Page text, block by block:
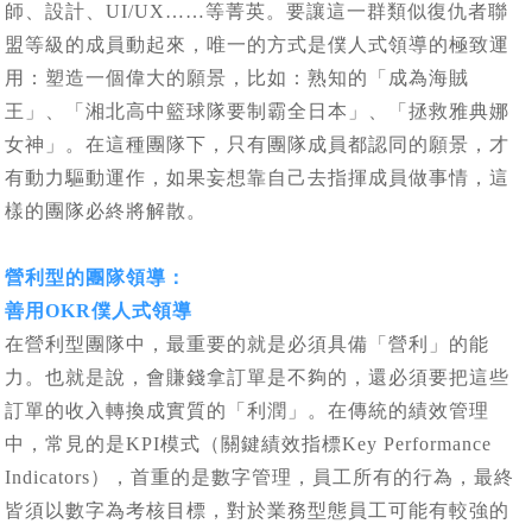
師、設計、UI/UX……等菁英。要讓這一群類似復仇者聯
盟等級的成員動起來，唯一的方式是僕人式領導的極致運
用：塑造一個偉大的願景，比如：熟知的「成為海賊
王」、「湘北高中籃球隊要制霸全日本」、「拯救雅典娜
女神」。在這種團隊下，只有團隊成員都認同的願景，才
有動力驅動運作，如果妄想靠自己去指揮成員做事情，這
樣的團隊必終將解散。
營利型的團隊領導：
善用OKR僕人式領導
在營利型團隊中，最重要的就是必須具備「營利」的能
力。也就是說，會賺錢拿訂單是不夠的，還必須要把這些
訂單的收入轉換成實質的「利潤」。在傳統的績效管理
中，常見的是KPI模式（關鍵績效指標Key Performance
Indicators），首重的是數字管理，員工所有的行為，最終
皆須以數字為考核目標，對於業務型態員工可能有較強的